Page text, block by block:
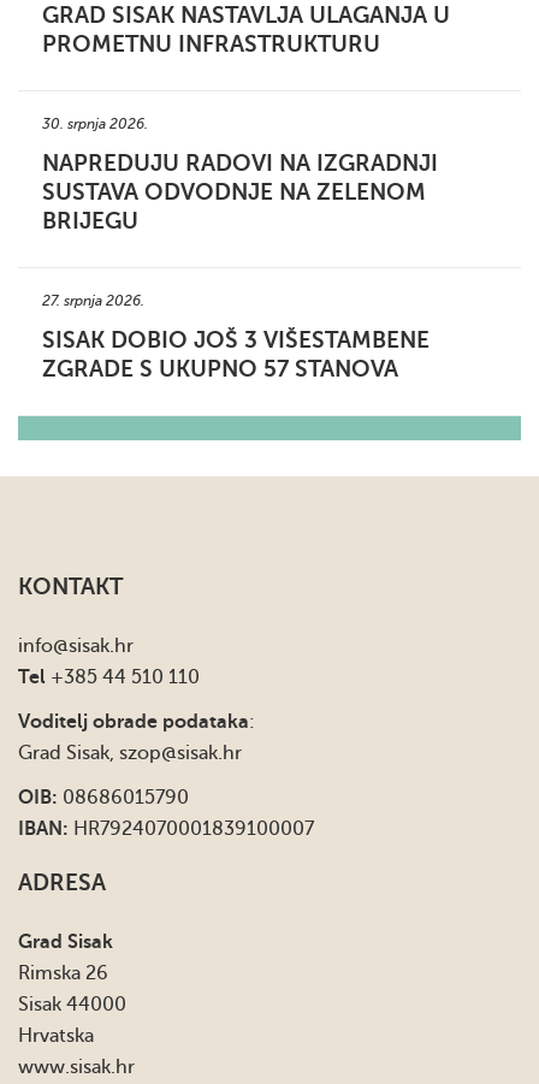
GRAD SISAK NASTAVLJA ULAGANJA U
PROMETNU INFRASTRUKTURU
30. srpnja 2026.
NAPREDUJU RADOVI NA IZGRADNJI
SUSTAVA ODVODNJE NA ZELENOM
BRIJEGU
27. srpnja 2026.
SISAK DOBIO JOŠ 3 VIŠESTAMBENE
ZGRADE S UKUPNO 57 STANOVA
KONTAKT
info@sisak.hr
Tel +385 44 510 110
Voditelj obrade podataka:
Grad Sisak, szop@sisak.hr
OIB: 08686015790
IBAN: HR7924070001839100007
ADRESA
Grad Sisak
Rimska 26
Sisak 44000
Hrvatska
www.sisak.hr